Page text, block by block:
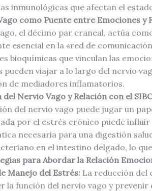
inmunológicas que afectan el
como Puente entre Emociones y
el décimo par craneal, actúa
esencial en la «red de
bioquímicas que vinculan las
pueden viajar a lo largo del nervio
de mediadores inflamatorios.
Nervio Vago y Relación con el
del nervio vago puede jugar un
por el estrés crónico puede
necesaria para una digestión
en el intestino delgado, lo
para Abordar la Relación
Manejo del Estrés:La reducción del
la función del nervio vago y